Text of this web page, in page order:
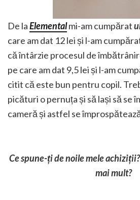
De laElementalmi-am cumpărat
care am dat 12 lei și l-am
că întârzie procesul de
pe care am dat 9,5 lei și l-am
citit că este bun pentru copil.
picături o pernuța și să lași să se
cameră și astfel se
Ce spune-ți de noile mele
mai mult?